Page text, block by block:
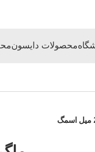
محصولات دایسون